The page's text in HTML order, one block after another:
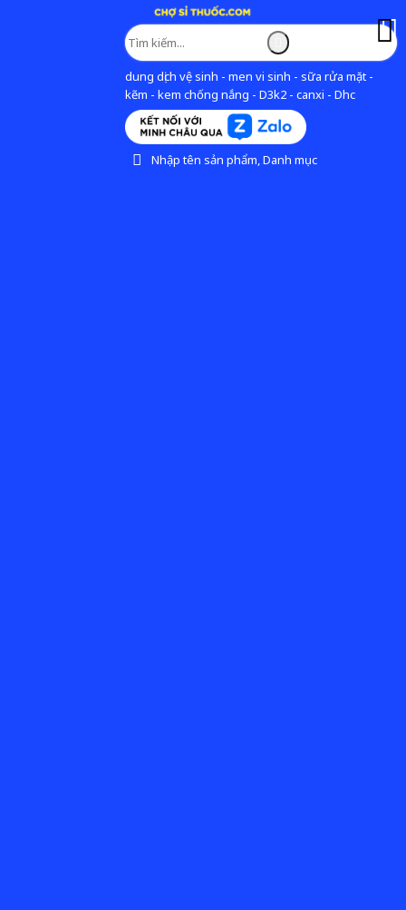
dung dịch vệ sinh - men vi sinh - sữa rửa mặt -
kẽm - kem chống nắng - D3k2 - canxi - Dhc
Nhập tên sản phẩm, Danh mục